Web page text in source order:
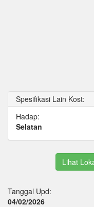
Spesifikasi Lain Kost:
Hadap:
Selatan
Lihat
Tanggal Upd:
04/02/2026